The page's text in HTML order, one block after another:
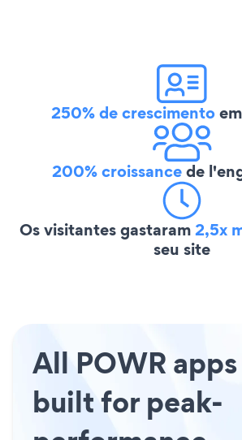
250% de crescimento
200% croissancede
Os visitantes gastaram2,5x
seu site
All POWR
built for peak-